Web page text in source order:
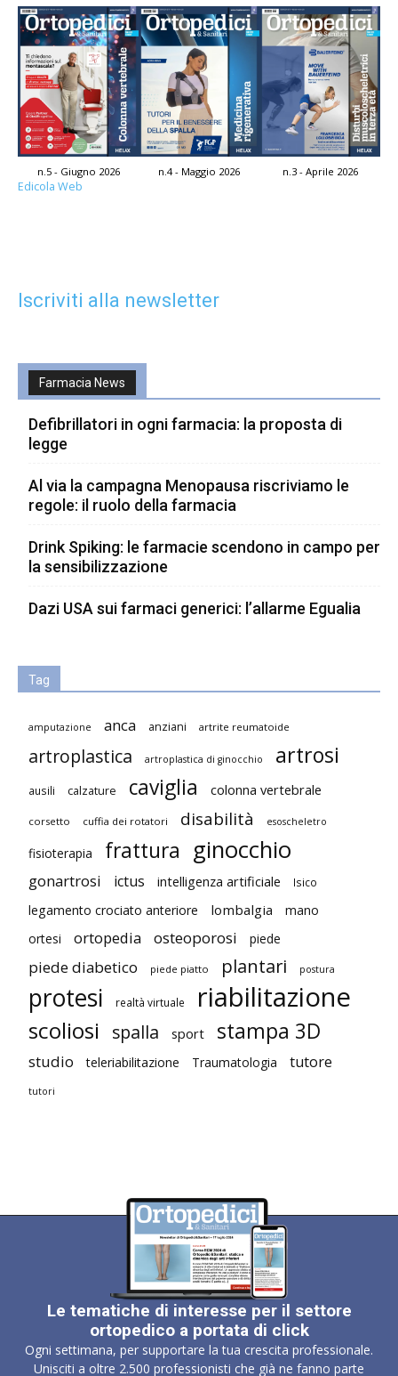
n.5 - Giugno 2026 n.4 - Maggio 2026 n.3 - Aprile 2026
Edicola Web
Iscriviti alla newsletter
Farmacia News
Defibrillatori in ogni farmacia: la proposta di
legge
Al via la campagna Menopausa riscriviamo le
regole: il ruolo della farmacia
Drink Spiking: le farmacie scendono in campo per
la sensibilizzazione
Dazi USA sui farmaci generici: l’allarme Egualia
Tag
amputazione anca anziani artrite reumatoide
artroplastica artroplastica di ginocchio artrosi
ausili calzature caviglia colonna vertebrale
corsetto cuffia dei rotatori disabilità esoscheletro
fisioterapia frattura ginocchio
gonartrosi ictus intelligenza artificiale Isico
legamento crociato anteriore lombalgia
mano
ortesi
ortopedia osteoporosi piede
piede diabetico piede piatto plantari postura
protesi realtà virtuale riabilitazione
scoliosi spalla sport stampa 3D
studio teleriabilitazione Traumatologia tutore
tutori
Le tematiche di interesse per il settore
ortopedico a portata di click
Ogni settimana, per supportare la tua crescita professionale.
Unisciti a oltre 2.500 professionisti che già ne fanno parte